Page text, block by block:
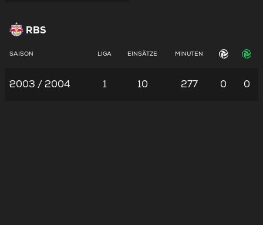
RBS
SAISON LIGA EINSÄTZE MINUTEN
2003 / 2004 1 10 277 0 0